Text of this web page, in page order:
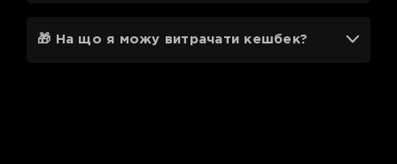
🎁 На що я можу витрачати кешбек?